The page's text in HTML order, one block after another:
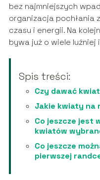
bez najmniejszych
organizacja pochłania
czasu i energii. Na
bywa już o wiele luźniej
Spis treści:
Czy dawać
Jakie kwiaty na
Co jeszcze jest
kwiatów
Co jeszcze
pierwszej